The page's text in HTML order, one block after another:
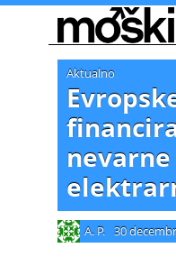
Aktualno
A. P. 30